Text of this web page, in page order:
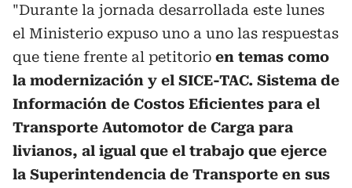
"Durante la jornada desarrollada este lunes
el Ministerio expuso uno a uno las respuestas
que tiene frente al petitorio en temas como
la modernización y el SICE-TAC. Sistema de
Información de Costos Eficientes para el
Transporte Automotor de Carga para
livianos, al igual que el trabajo que ejerce
la Superintendencia de Transporte en sus